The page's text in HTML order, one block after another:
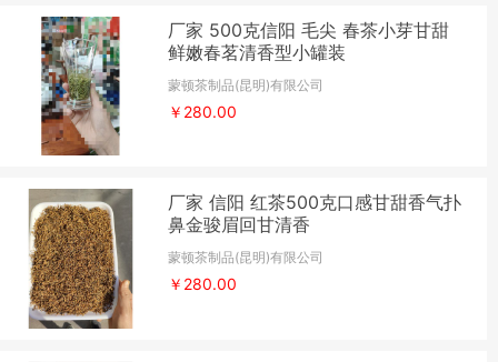
厂家 500克信阳 毛尖 春茶小芽甘甜
鲜嫩春茗清香型小罐装
蒙顿茶制品(昆明)有限公司
￥280.00
厂家 信阳 红茶500克口感甘甜香气扑
鼻金骏眉回甘清香
蒙顿茶制品(昆明)有限公司
￥280.00